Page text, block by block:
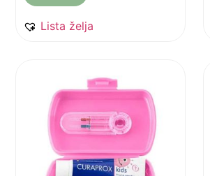
Lista želja